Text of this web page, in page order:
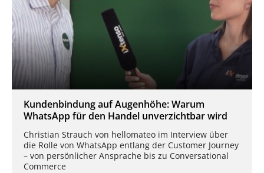
Kundenbindung auf Augenhöhe: Warum
WhatsApp für den Handel unverzichtbar wird
Christian Strauch von hellomateo im Interview über
die Rolle von WhatsApp entlang der Customer Journey
– von persönlicher Ansprache bis zu Conversational
Commerce